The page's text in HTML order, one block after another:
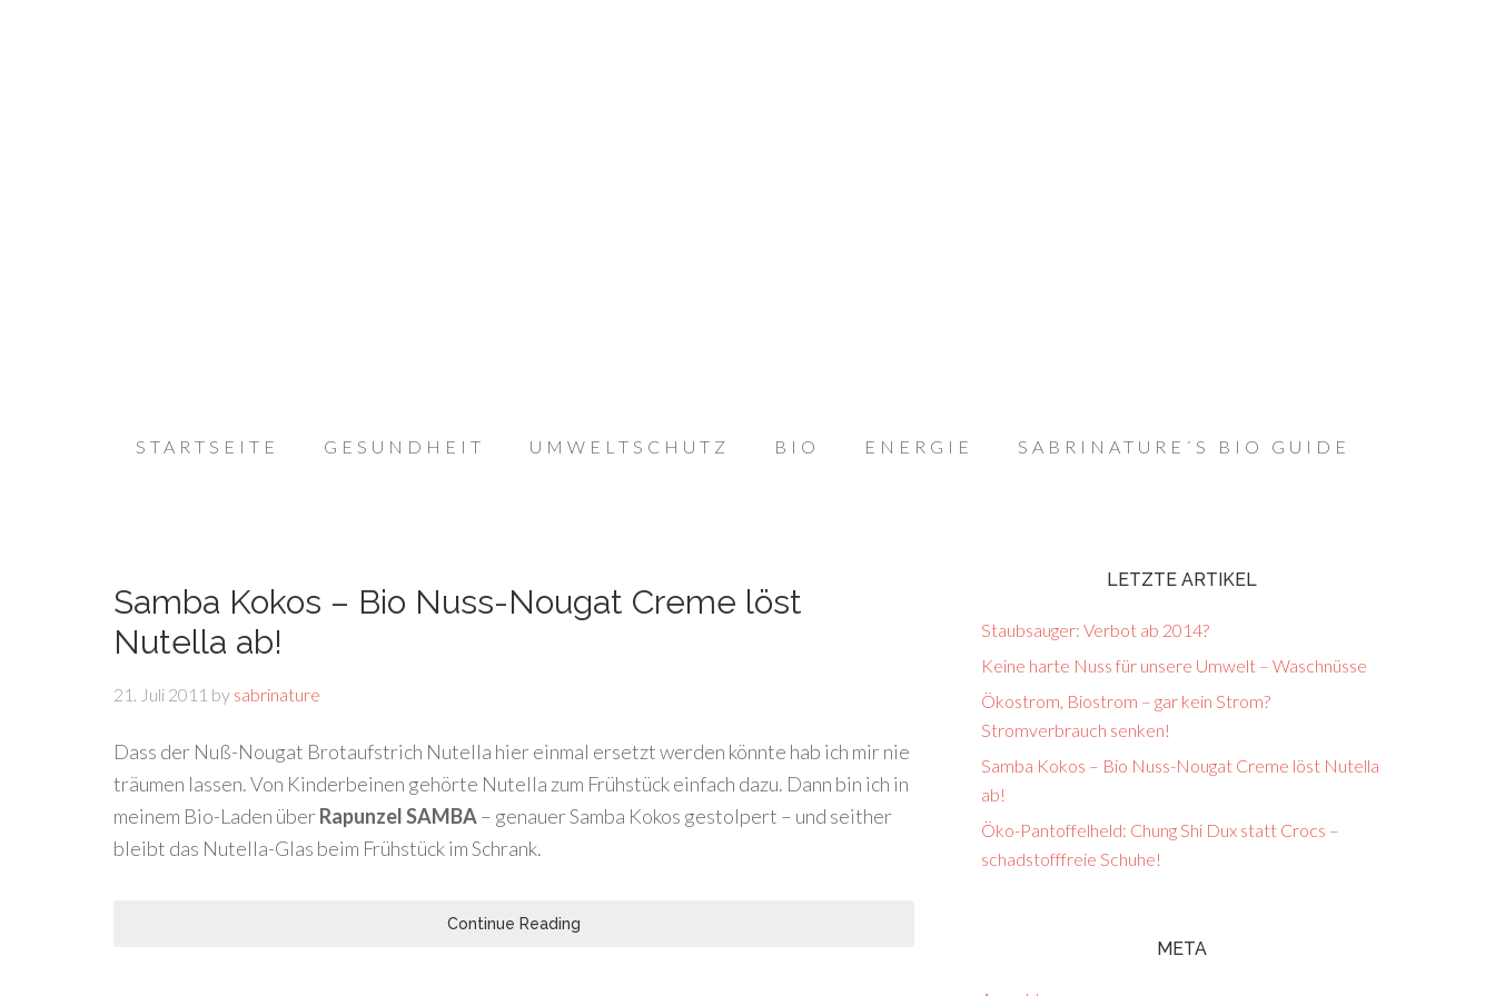
STARTSEITE GESUNDHEIT UMWELTSCHUTZ BIO ENERGIE SABRINATURE´S BIO GUIDE
Samba Kokos – Bio Nuss-Nougat Creme löst
Nutella ab!
21. Juli 2011 by sabrinature
Dass der Nuß-Nougat Brotaufstrich Nutella hier einmal ersetzt werden könnte hab ich mir nie
träumen lassen. Von Kinderbeinen gehörte Nutella zum Frühstück einfach dazu. Dann bin ich in
meinem Bio-Laden überRapunzel SAMBA– genauer Samba Kokos gestolpert – und seither
bleibt das Nutella-Glas beim Frühstück im Schrank.
Continue Reading
LETZTE ARTIKEL
Staubsauger: Verbot ab 2014?
Keine harte Nuss für unsere Umwelt – Waschnüsse
Ökostrom, Biostrom – gar kein Strom?
Stromverbrauch senken!
Samba Kokos – Bio Nuss-Nougat Creme löst Nutella
ab!
Öko-Pantoffelheld: Chung Shi Dux statt Crocs –
schadstofffreie Schuhe!
META